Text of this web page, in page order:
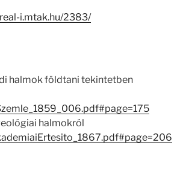
i.mtak.hu/2383/
halmok földtani tekintetben
halmokról